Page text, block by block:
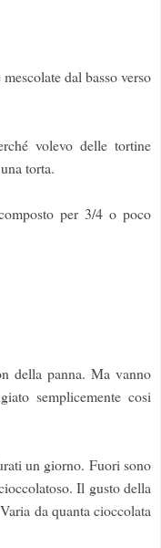
dal basso verso
volevo delle tortine
torta.
per 3/4 o poco
della panna. Ma vanno
semplicemente cosi
un giorno. Fuori sono
Il gusto della
da quanta cioccolata